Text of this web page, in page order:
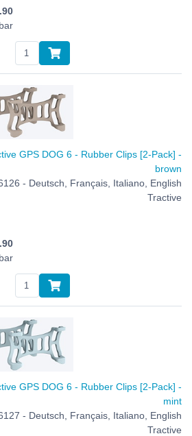
GPS DOG 6 - Rubber Clips [2-Pack] -
brown
- Deutsch, Français, Italiano, English
Tractive
GPS DOG 6 - Rubber Clips [2-Pack] -
mint
- Deutsch, Français, Italiano, English
Tractive